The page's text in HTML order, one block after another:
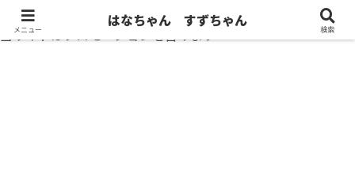
当サイトはプロモーションを含みます
メニュー
はなちゃん すずちゃん
検索